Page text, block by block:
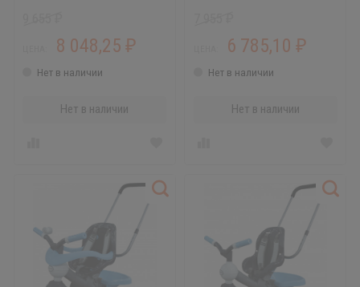
8 048,25 ₽
Нет в наличии
Нет в наличии
6 785,10₽
Нет в наличии
Нет в наличии